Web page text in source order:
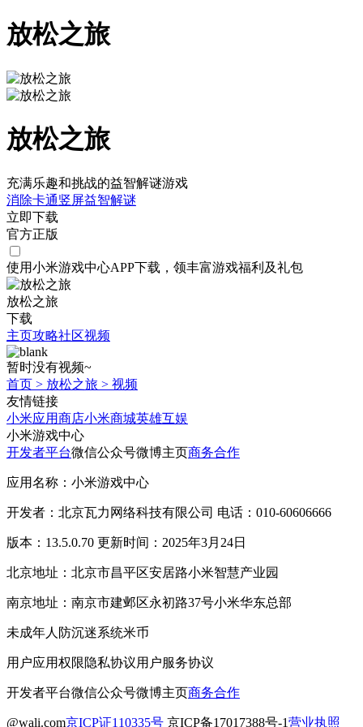
放松之旅
放松之旅
充满乐趣和挑战的益智解谜游戏
消除卡通竖屏益智解谜
立即下载
官方正版
使用小米游戏中心APP下载 ，领丰富游戏福利 及礼包
放松之旅
下载
主页攻略社区视频
暂时没有视频~
首页 > 放松之旅 > 视频
友情链接
小米应用商店小米商城英雄互娱
小米游戏中心
开发者平台微信公众号微博主页商务合作
应用名称：小米游戏中心
开发者：北京瓦力网络科技有限公司 电话：010-60606666
版本：13.5.0.70 更新时间：2025年3月24日
北京地址：北京市昌平区安居路小米智慧产业园
南京地址：南京市建邺区永初路37号小米华东总部
未成年人防沉迷系统米币
用户应用权限隐私协议用户服务协议
开发者平台微信公众号微博主页商务合作
@wali.com京ICP证110335号 京ICP备17017388号-1营业执照